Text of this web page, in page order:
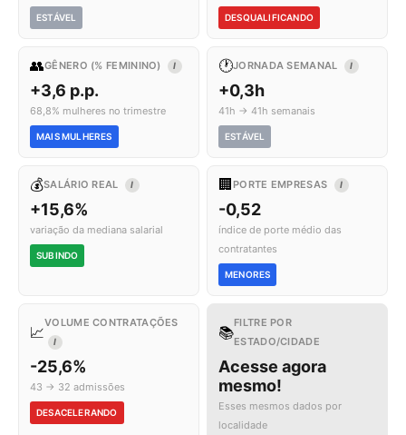
ESTÁVEL DESQUALIFICANDO
👥GÊNERO (% FEMININO) I
+3,6 p.p.
68,8% mulheres no trimestre
MAIS MULHERES
🕐JORNADA SEMANAL I
+0,3h
41h → 41h semanais
ESTÁVEL
💰SALÁRIO REAL I
+15,6%
variação da mediana salarial
SUBINDO
🏢 PORTE EMPRESAS I
-0,52
índice de porte médio das
contratantes
MENORES
📈
VOLUME CONTRATAÇÕES
I
-25,6%
43 → 32 admissões
DESACELERANDO
📚
FILTRE POR
ESTADO/CIDADE
Acesse agora
mesmo!
Esses mesmos dados por
localidade